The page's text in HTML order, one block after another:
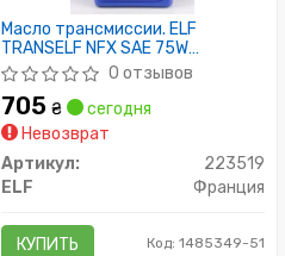
Масло трансмиссии. ELF
TRANSELF NFX SAE 75W
(Канистра 1л)0 отзывов
705 ₴
сегодня
Невозврат
Артикул:
223519
ELF
Франция
КУПИТЬ Код: 1485349-51